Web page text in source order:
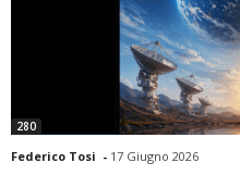
280
Federico Tosi - 17 Giugno 2026